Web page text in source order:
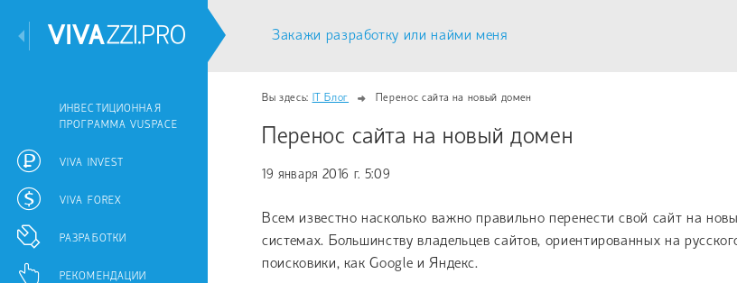
ИНВЕСТИЦИОННАЯ
ПРОГРАММА VUSPACE
VIVA INVEST
VIVA FOREX
РАЗРАБОТКИ
РЕКОМЕНДАЦИИ
Закажи разработку или найми меня
Вы здесь: IT Блог Перенос сайта на новый домен
Перенос сайта на новый домен
19 января 2016 г. 5:09
Всем известно насколько важно правильно перенести свой сайт на
системах. Большинству владельцев сайтов, ориентированных на
поисковики, как Google и Яндекс.